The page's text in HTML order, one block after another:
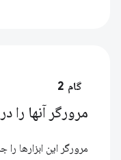
گام 2
مرورگر آنها
مرورگر این ابزارها